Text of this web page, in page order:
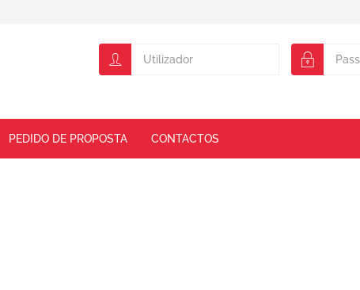
PEDIDO DE PROPOSTA CONTACTOS